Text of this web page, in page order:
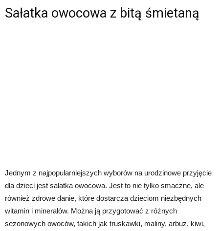
Sałatka owocowa z bitą śmietaną
Jednym z najpopularniejszych wyborów na urodzinowe przyjęcie
dla dzieci jest sałatka owocowa. Jest to nie tylko smaczne, ale
również zdrowe danie, które dostarcza dzieciom niezbędnych
witamin i minerałów. Można ją przygotować z różnych
sezonowych owoców, takich jak truskawki, maliny, arbuz, kiwi,